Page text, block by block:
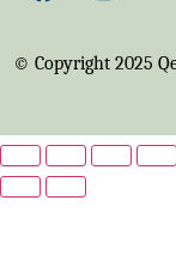
© Copyright 2025